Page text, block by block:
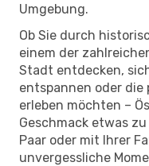
Umgebung.
Ob Sie durch
einem der
Stadt entdecken,
entspannen oder die
erleben möchten –
Geschmack etwas
Paar oder mit Ihrer
unvergessliche